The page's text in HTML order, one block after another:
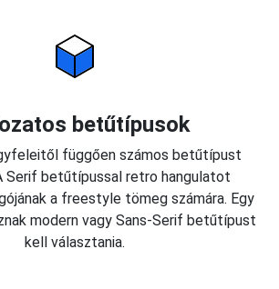
betűtípusok
függően számos betűtípust
Serif betűtípussal retro hangulatot
a freestyle tömeg számára. Egy
modern vagy Sans-Serif betűtípust
kell választania.